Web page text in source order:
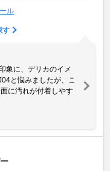
ル
す
象に、デリカのイメ
と悩みましたが、こ
に汚れが付着しやす